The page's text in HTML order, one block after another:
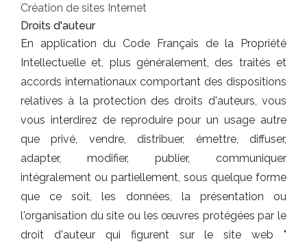
Création de sites Internet
Droits d'auteur
En application du Code Français de la Propriété
Intellectuelle et, plus généralement, des traités et
accords internationaux comportant des dispositions
relatives à la protection des droits d'auteurs, vous
vous interdirez de reproduire pour un usage autre
que privé, vendre, distribuer, émettre, diffuser,
adapter, modifier, publier, communiquer
intégralement ou partiellement, sous quelque forme
que ce soit, les données, la présentation ou
l'organisation du site ou les œuvres protégées par le
droit d'auteur qui figurent sur le site web "